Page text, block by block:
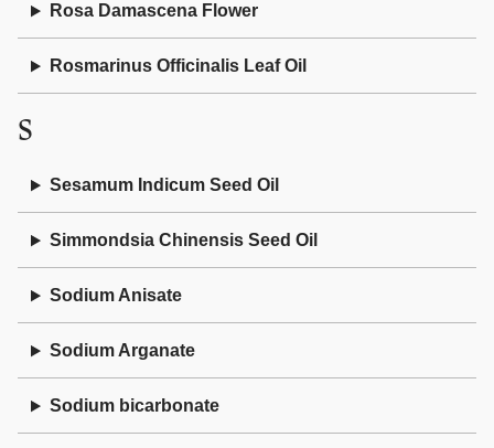
Rosa Damascena Flower
Rosmarinus Officinalis Leaf Oil
S
Sesamum Indicum Seed Oil
Simmondsia Chinensis Seed Oil
Sodium Anisate
Sodium Arganate
Sodium bicarbonate